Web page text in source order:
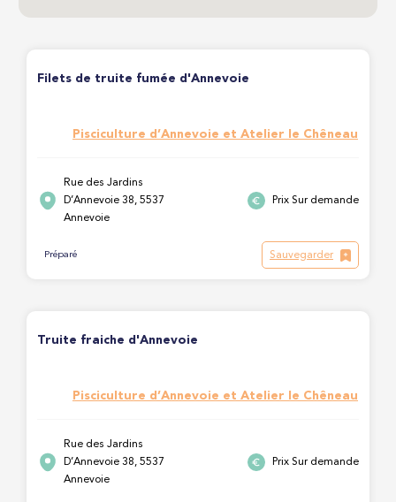
Filets de truite fumée d'Annevoie
Pisciculture d’Annevoie et Atelier le Chêneau
Rue des Jardins
D’Annevoie 38, 5537
Annevoie
Prix Sur demande
Préparé Sauvegarder
Truite fraiche d'Annevoie
Pisciculture d’Annevoie et Atelier le Chêneau
Rue des Jardins
D’Annevoie 38, 5537
Annevoie
Prix Sur demande